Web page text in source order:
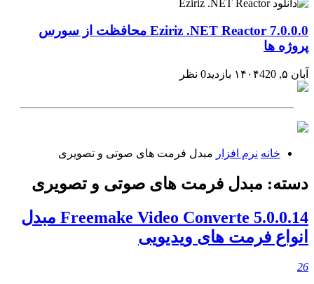
Eziriz .NET Reactor 7.0.0.0 محافظت از سورس
پروژه ها
آبان ۵, ۱۴۰۴ 420 بازدید 0 نظر
خانه نرم افزار مبدل فرمت های صوتی و تصویری
دسته: مبدل فرمت های صوتی و تصویری
Freemake Video Converte 5.0.0.14 مبدل
انواع فرمت های ویدیویی
26